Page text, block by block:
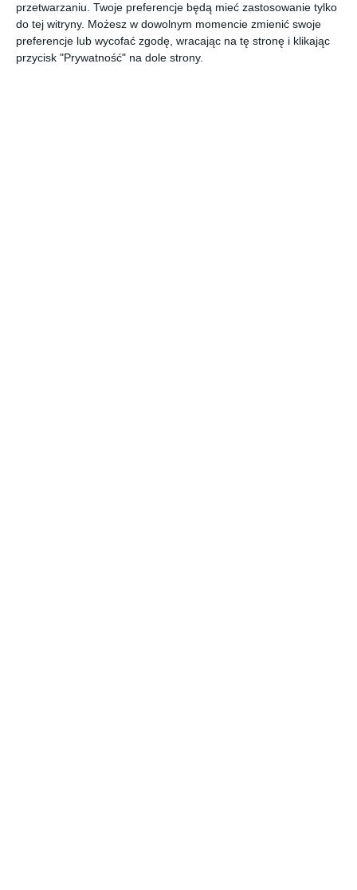
przetwarzaniu. Twoje preferencje będą mieć zastosowanie tylko
do tej witryny. Możesz w dowolnym momencie zmienić swoje
preferencje lub wycofać zgodę, wracając na tę stronę i klikając
przycisk "Prywatność" na dole strony.
Kategoria projektu
Dom
DODAJ DO ULUBIONYCH